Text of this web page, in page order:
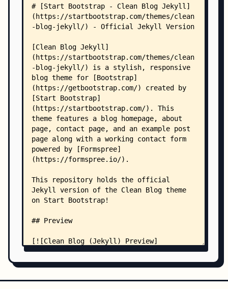
    │   ├── home.html
    │   ├── page.html
    │   └── post.html
    │   ├── 2020-01-26-dinosaurs.html
    │   ├── 2020-01-27-dreams.html
    │   ├── 2020-01-28-exploration.html
    │   ├── 2020-01-29-prophecy.html
    │   ├── 2020-01-30-heartbeats.html
    │   └── 2020-01-31-man-must-explore.html
    ├── _sass/
    │   └── styles.scss
    ├── assets/
    │   ├── main.scss
    │   └── scripts.js
    └── posts/